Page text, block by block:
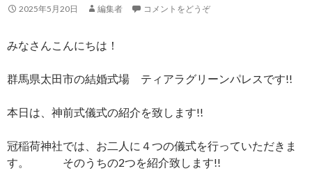
2025年5月20日 編集者 コメントをどうぞ
みなさんこんにちは！
群馬県太田市の結婚式場 ティアラグリーンパレスです!!
本日は、神前式儀式の紹介を致します!!
冠稲荷神社では、お二人に４つの儀式を行っていただきま
す。 そのうちの2つを紹介致します!!